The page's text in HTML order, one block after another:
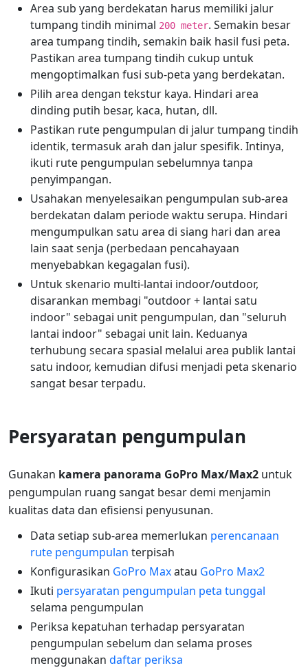
Area sub yang berdekatan harus memiliki jalur
tumpang tindih minimal 200 meter. Semakin besar
area tumpang tindih, semakin baik hasil fusi peta.
Pastikan area tumpang tindih cukup untuk
mengoptimalkan fusi sub-peta yang berdekatan.
Pilih area dengan tekstur kaya. Hindari area
dinding putih besar, kaca, hutan, dll.
Pastikan rute pengumpulan di jalur tumpang tindih
identik, termasuk arah dan jalur spesifik. Intinya,
ikuti rute pengumpulan sebelumnya tanpa
penyimpangan.
Usahakan menyelesaikan pengumpulan sub-area
berdekatan dalam periode waktu serupa. Hindari
mengumpulkan satu area di siang hari dan area
lain saat senja (perbedaan pencahayaan
menyebabkan kegagalan fusi).
Untuk skenario multi-lantai indoor/outdoor,
disarankan membagi "outdoor + lantai satu
indoor" sebagai unit pengumpulan, dan "seluruh
lantai indoor" sebagai unit lain. Keduanya
terhubung secara spasial melalui area publik lantai
satu indoor, kemudian difusi menjadi peta skenario
sangat besar terpadu.
Persyaratan pengumpulan
Gunakan kamera panorama GoPro Max/Max2 untuk
pengumpulan ruang sangat besar demi menjamin
kualitas data dan efisiensi penyusunan.
Data setiap sub-area memerlukan perencanaan
rute pengumpulan terpisah
Konfigurasikan GoPro Maxatau GoPro Max2
Ikuti persyaratan pengumpulan peta tunggal
selama pengumpulan
Periksa kepatuhan terhadap persyaratan
pengumpulan sebelum dan selama proses
menggunakan daftar periksa